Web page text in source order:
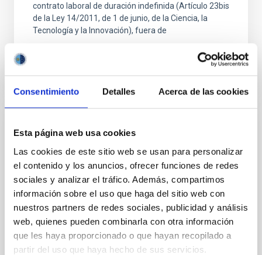
Consentimiento Detalles Acerca de las cookies
Esta página web usa cookies
Las cookies de este sitio web se usan para personalizar
el contenido y los anuncios, ofrecer funciones de redes
sociales y analizar el tráfico. Además, compartimos
información sobre el uso que haga del sitio web con
nuestros partners de redes sociales, publicidad y análisis
web, quienes pueden combinarla con otra información
que les haya proporcionado o que hayan recopilado a
partir del uso que haya hecho de sus servicios.
contrato laboral de duración indefinida (Artículo 23bis
de la Ley 14/2011, de 1 de junio, de la Ciencia, la
Tecnología y la Innovación), fuera de
PERMANENT (OPEN TO PUBLIC)
UN CONTRATO - TÉCNICO/A DE TALLER -
ESPECIALIDAD MECÁNICA- FIJO
LABORAL - PS-2026-032
Se convoca proceso selectivo para el ingreso, como
personal laboral fijo, de un puesto de trabajo con la
categoría profesional de Técnico/a de Taller, acogido
al Convenio y que tendrá, entre otras